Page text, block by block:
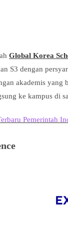
Global Korea
S3 dengan
akademis yang
ke kampus di
Pemerintah